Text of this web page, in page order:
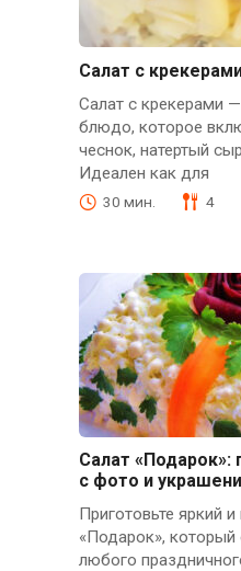
Салат с
Салат с крекерами
блюдо, которое
чеснок, натертый
Идеален как для
30 мин. 4
Салат
с фото и
Приготовьте яркий
«Подарок», который
любого